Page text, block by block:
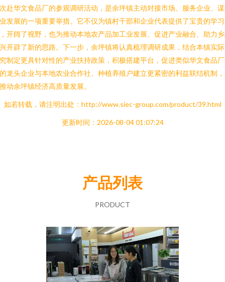
赴华文食品厂的参观调研活动，是余坪镇主动对接市场、服务企业、
发展的一项重要举措。它不仅为镇村干部和企业代表提供了宝贵的学
开阔了视野，也为推动本地农产品加工业发展、促进产业融合、助力
开辟了新的思路。下一步，余坪镇将认真梳理调研成果，结合本镇实
制定更具针对性的产业扶持政策，积极搭建平台，促进类似华文食品
龙头企业与本地农业合作社、种植养殖户建立更紧密的利益联结机制
动余坪镇经济高质量发展。
如若转载，请注明出处：http://www.siec-group.com/product/39.html
更新时间：2026-08-04 01:07:24
产品列表
PRODUCT